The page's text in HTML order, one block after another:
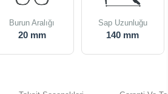
Burun Aralığı
20 mm
Sap Uzunluğu
140 mm